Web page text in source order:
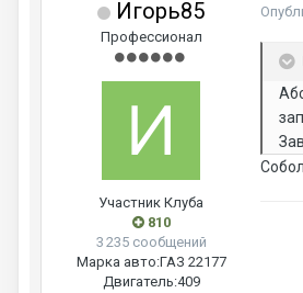
Игорь85
Профессионал
Участник Клуба
810
3 235 сообщений
Марка авто:ГАЗ 22177
Двигатель:409